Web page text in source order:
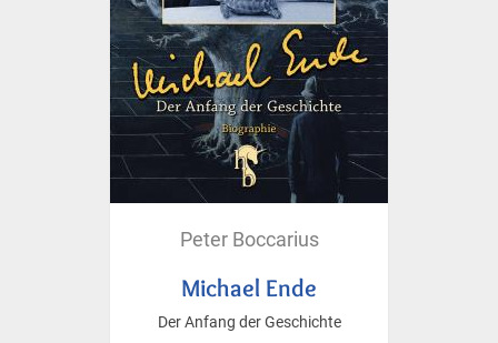
Peter Boccarius
Michael Ende
Der Anfang der Geschichte